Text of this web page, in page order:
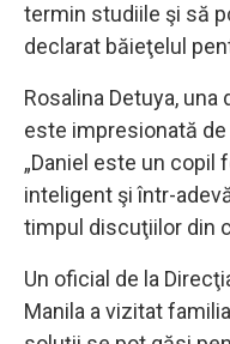
termin studiile şi să
declarat băieţelul
Rosalina Detuya,
este impresionată
„Daniel este un copil
inteligent şi într-
timpul discuţiilor din
Un oficial de la
Manila a vizitat